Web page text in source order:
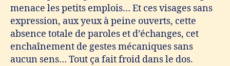
menace les petits emplois… Et ces visages sans
expression, aux yeux à peine ouverts, cette
absence totale de paroles et d’échanges, cet
enchaînement de gestes mécaniques sans
aucun sens… Tout ça fait froid dans le dos.